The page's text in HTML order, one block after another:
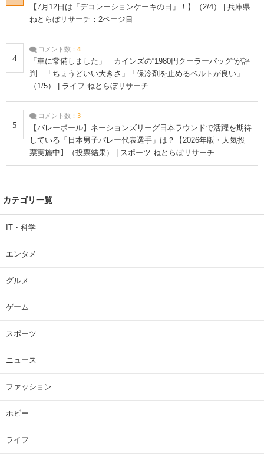
【7月12日は「デコレーションケーキの日」！】（2/4） | 兵庫県
ねとらぼリサーチ：2ページ目
4
コメント数： 4
「車に常備しました」 カインズの“1980円クーラーバッグ”が評
判 「ちょうどいい大きさ」「保冷剤を止めるベルトが良い」
（1/5） | ライフ ねとらぼリサーチ
5
コメント数： 3
【バレーボール】ネーションズリーグ日本ラウンドで活躍を期待
している「日本男子バレー代表選手」は？【2026年版・人気投
票実施中】（投票結果） | スポーツ ねとらぼリサーチ
カテゴリ一覧
IT・科学
エンタメ
グルメ
ゲーム
スポーツ
ニュース
ファッション
ホビー
ライフ